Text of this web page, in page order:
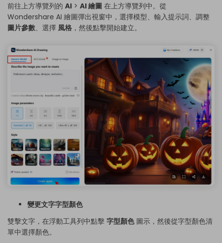
前往上方導覽列的 AI > AI 繪圖 在上方導覽列中。從
Wondershare AI 繪圖彈出視窗中，選擇模型、輸入提示詞、調整
圖片參數、選擇 風格 ，然後點擊開始建立。
變更文字字型顏色
雙擊文字，在浮動工具列中點擊 字型顏色圖示，然後從字型顏色清
單中選擇顏色。